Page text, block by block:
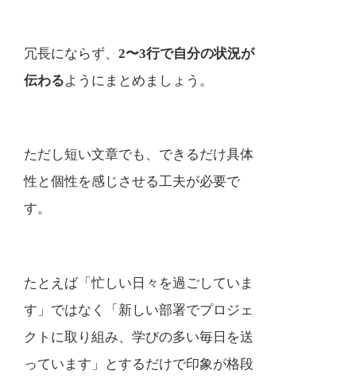
冗長にならず、2〜3行で自分の状況が
伝わるようにまとめましょう。
ただし短い文章でも、できるだけ具体
性と個性を感じさせる工夫が必要で
す。
たとえば「忙しい日々を過ごしていま
す」ではなく「新しい部署でプロジェ
クトに取り組み、学びの多い毎日を送
っています」とするだけで印象が格段